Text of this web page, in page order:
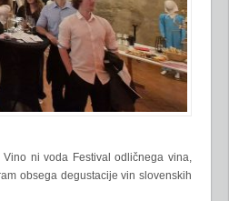
ni voda Festival odličnega vina,
obsega degustacije vin slovenskih